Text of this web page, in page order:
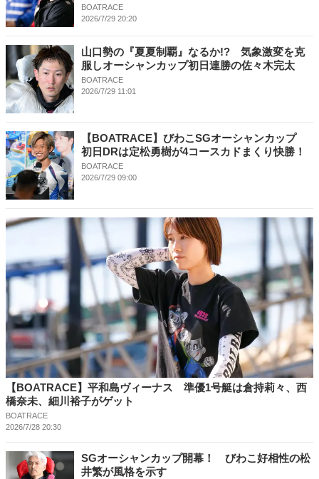
BOATRACE
2026/7/29 20:20
山口勢の『夏夏制覇』なるか!? 気象激変を克
服しオーシャンカップ初日連勝の佐々木完太
BOATRACE
2026/7/29 11:01
【BOATRACE】びわこSGオーシャンカップ
初日DRは定松勇樹が4コースカドまくり快勝！
BOATRACE
2026/7/29 09:00
【BOATRACE】平和島ヴィーナス 準優1号艇は倉持莉々、西
橋奈未、細川裕子がゲット
BOATRACE
2026/7/28 20:30
SGオーシャンカップ開幕！ びわこ好相性の松
井繁が風格を示す